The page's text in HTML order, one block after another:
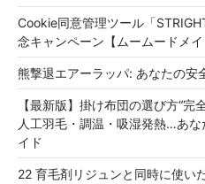
Cookie同意管理ツール「
念キャンペーン【ムームードメイ
熊撃退エアーラッパ: あなたの安
【最新版】掛け布団の選び方“完
人工羽毛・調温・吸湿発熱…あ
イド
22 育毛剤リジュンと同時に使い